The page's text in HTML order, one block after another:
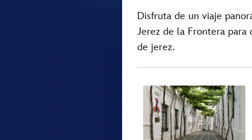
Disfruta de un viaje
Jerez de la Frontera
de jerez.